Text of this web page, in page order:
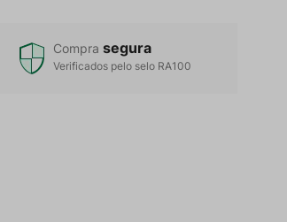
Compra segura
Verificados pelo selo RA100